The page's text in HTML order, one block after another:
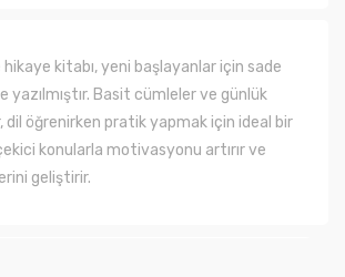
hikaye kitabı, yeni başlayanlar için sade
yazılmıştır. Basit cümleler ve günlük
dil öğrenirken pratik yapmak için ideal bir
konularla motivasyonu artırır ve
geliştirir.